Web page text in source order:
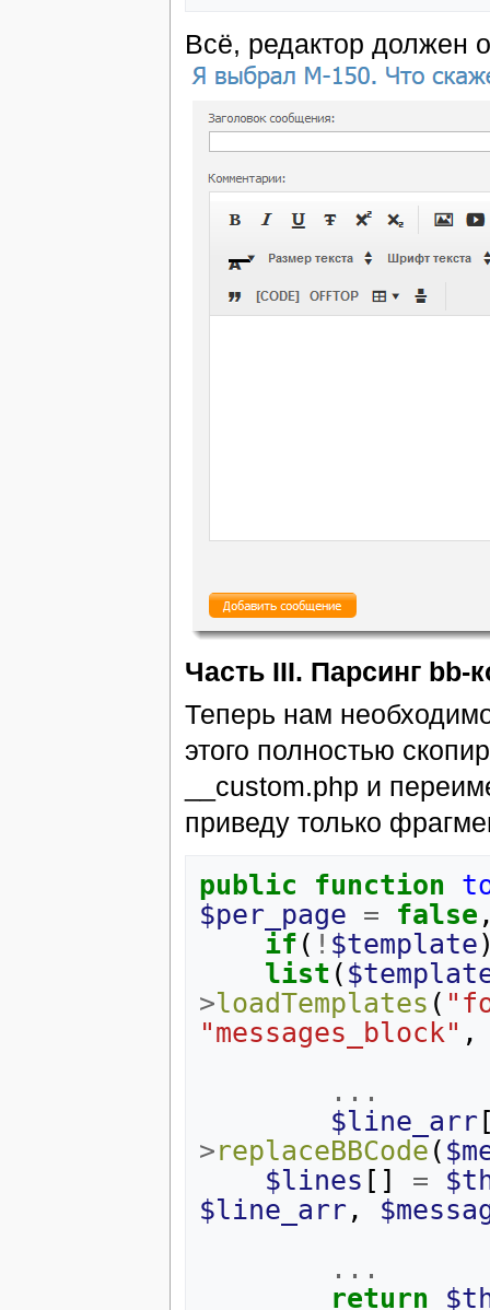
Всё, редактор должен
Часть III. Парсинг bb-
Теперь нам
этого полностью
__custom.php и
приведу только
public function
$per_page = false
if ( ! $template
list (
>loadTemplates (
"messages_block" ,
...
$line_arr
>replaceBBCode (
$lines [] =
$line_arr ,
...
return